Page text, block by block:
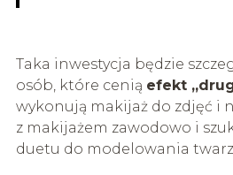
Taka inwestycja będzie
osób, które cenią efekt
wykonują makijaż do zdjęć i
z makijażem zawodowo i
duetu do modelowania